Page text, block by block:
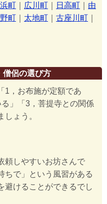
町 広川町 日高町
由
町 太地町 古座川町
僧侶の選び方
1，お布施が定額であ
」「3，菩提寺との関係
ょう。
頼しやすいお坊さんで
ちで」という風習がある
避けることができるでし